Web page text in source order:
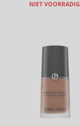
NIET VOORRADIG